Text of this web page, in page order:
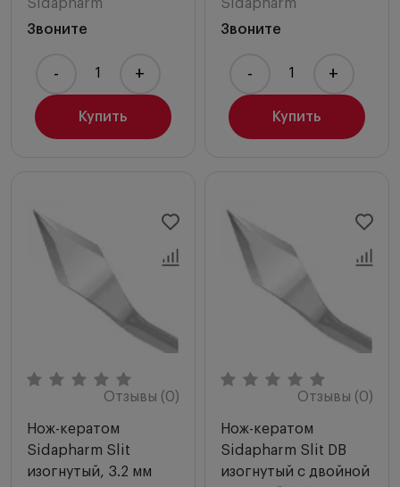
Sidapharm
Звоните
Купить
- +
Sidapharm
Звоните
Купить
- +
Отзывы (0)
Нож-кератом
Sidapharm Slit
изогнутый, 3.2 мм
Отзывы (0)
Нож-кератом
Sidapharm Slit DB
изогнутый с двойной